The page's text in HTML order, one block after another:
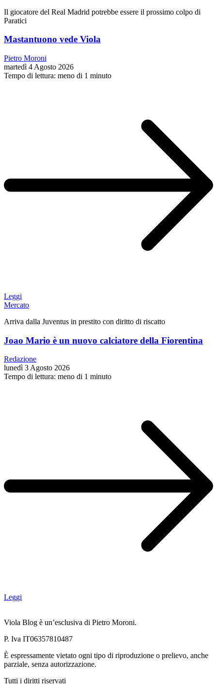
Il giocatore del Real Madrid potrebbe essere il prossimo colpo di
Paratici
Mastantuono vede Viola
Pietro Moroni
martedì 4 Agosto 2026
Tempo di lettura: meno di 1 minuto
Leggi
Mercato
Arriva dalla Juventus in prestito con diritto di riscatto
Joao Mario è un nuovo calciatore della Fiorentina
Redazione
lunedì 3 Agosto 2026
Tempo di lettura: meno di 1 minuto
Leggi
Viola Blog è un’esclusiva di Pietro Moroni.
P. Iva IT06357810487
È espressamente vietato ogni tipo di riproduzione o prelievo, anche
parziale, senza autorizzazione.
Tutti i diritti riservati